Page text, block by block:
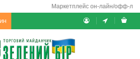
Маркетплейс он-лайн/офф-лайн